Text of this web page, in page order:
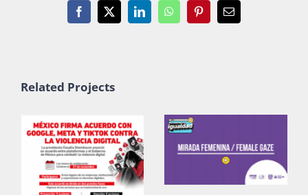
Facebook
X LinkedInWhatsAppPinterestEmail
Related Projects